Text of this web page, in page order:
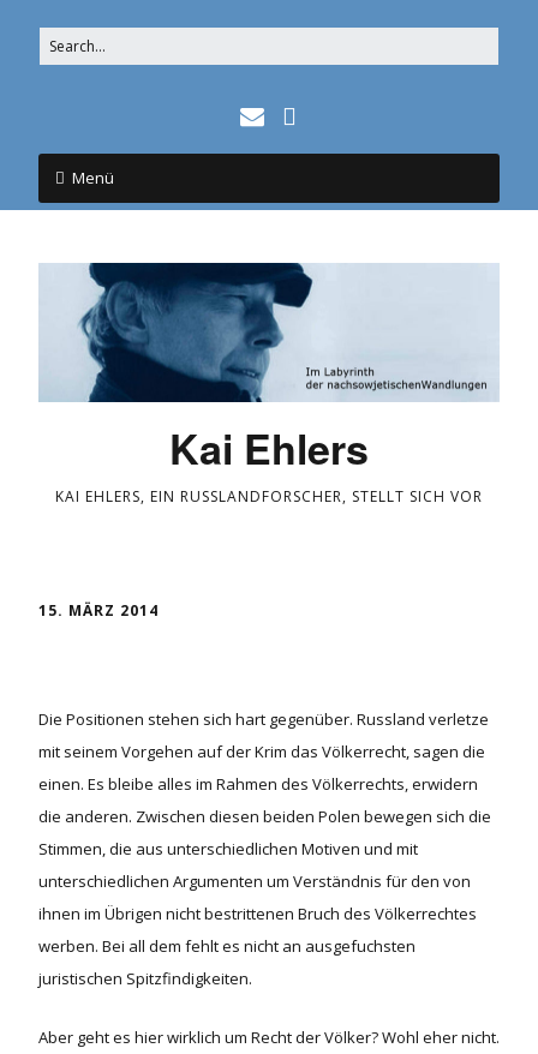
Menü
Kai Ehlers
KAI EHLERS, EIN RUSSLANDFORSCHER, STELLT SICH VOR
15. MÄRZ 2014
Die Positionen stehen sich hart gegenüber. Russland verletze
mit seinem Vorgehen auf der Krim das Völkerrecht, sagen die
einen. Es bleibe alles im Rahmen des Völkerrechts, erwidern
die anderen. Zwischen diesen beiden Polen bewegen sich die
Stimmen, die aus unterschiedlichen Motiven und mit
unterschiedlichen Argumenten um Verständnis für den von
ihnen im Übrigen nicht bestrittenen Bruch des Völkerrechtes
werben. Bei all dem fehlt es nicht an ausgefuchsten
juristischen Spitzfindigkeiten.
Aber geht es hier wirklich um Recht der Völker? Wohl eher nicht.